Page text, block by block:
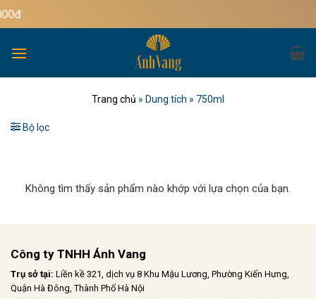
Bỏ
qua
dung
Trang chủ » Dung tích » 750ml
Bộ lọc
Không tìm thấy sản phẩm nào khớp với lựa chọn của bạn.
Công ty TNHH Ánh Vang
Trụ sở tại: Liền kề 321, dịch vụ 8 Khu Mậu Lương, Phường Kiến Hưng,
Quận Hà Đông, Thành Phố Hà Nội